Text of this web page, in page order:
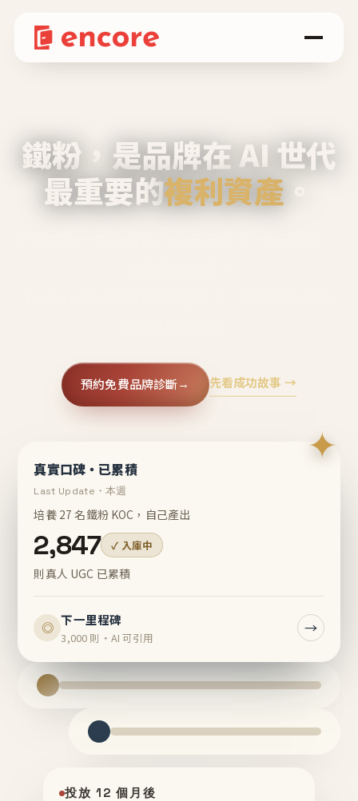
鐵粉，是品牌在 AI 世代
最重要的複利資產 。
預約免費品牌診斷→ 先看成功故事 →
✦
真實口碑・已累積
Last Update・本週
培養 27 名鐵粉 KOC，自己產出
2,847 ✓ 入庫中
則真人 UGC 已累積
◎ 下一里程碑
3,000 則・AI 可引用
→
投放 12 個月後